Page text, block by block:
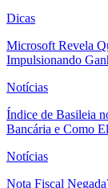
Dicas
Microsoft Revela
Impulsionando
Notícias
Índice de Basileia
Bancária e Como
Notícias
Nota Fiscal